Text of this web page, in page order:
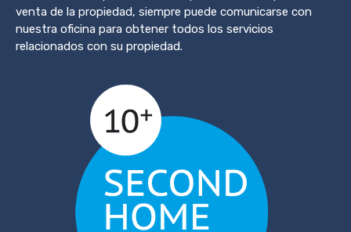
venta de la propiedad, siempre puede comunicarse con
nuestra oficina para obtener todos los servicios
relacionados con su propiedad.